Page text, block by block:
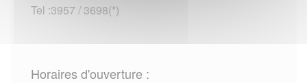
Tel :3957 / 3698(*)
Horaires d'ouverture :